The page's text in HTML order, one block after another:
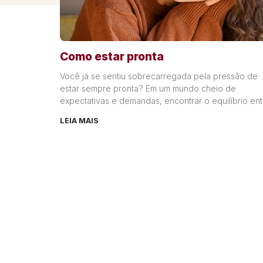
Como estar pronta
Você já se sentiu sobrecarregada pela pressão de
estar sempre pronta? Em um mundo cheio de
expectativas e demandas, encontrar o equilíbrio
LEIA MAIS